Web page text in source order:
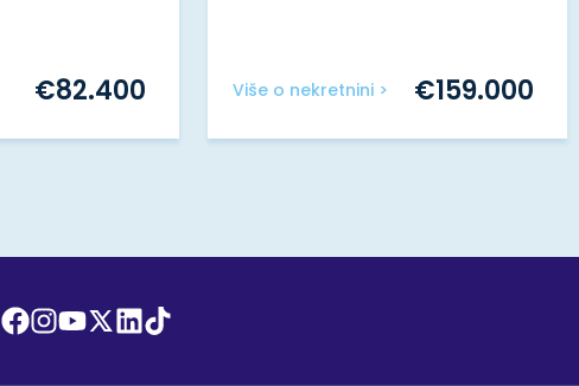
€82.400 Više o nekretnini > €159.000